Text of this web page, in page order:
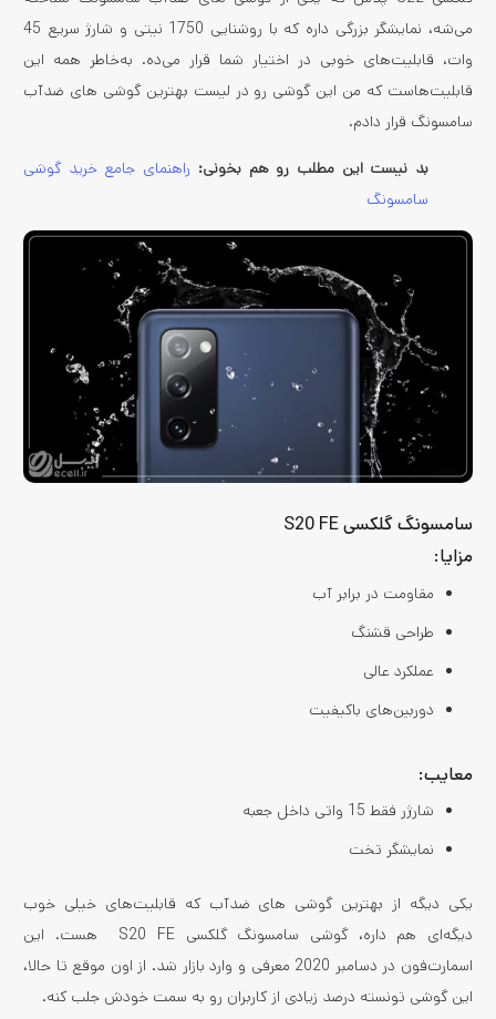
می‌شه، نمایشگر بزرگی داره که با روشنایی 1750 نیتی و شارژ سریع 45
وات، قابلیت‌های خوبی در اختیار شما قرار می‌ده. به‌خاطر همه این
قابلیت‌هاست که من این گوشی رو در لیست بهترین گوشی های ضدآب
سامسونگ قرار دادم.
بد نیست این مطلب رو هم بخونی: راهنمای جامع خرید گوشی
سامسونگ
سامسونگ گلکسی S20 FE
مزایا:
مقاومت در برابر آب
طراحی قشنگ
عملکرد عالی
دوربین‌های باکیفیت
معایب:
شارژر فقط 15 واتی داخل جعبه
نمایشگر تخت
یکی دیگه از بهترین گوشی های ضدآب که قابلیت‌های خیلی خوب
دیگه‌ای هم داره، گوشی سامسونگ گلکسی S20 FE هست. این
اسمارت‌فون در دسامبر 2020 معرفی و وارد بازار شد. از اون موقع تا حالا،
این گوشی تونسته درصد زیادی از کاربران رو به سمت خودش جلب کنه.